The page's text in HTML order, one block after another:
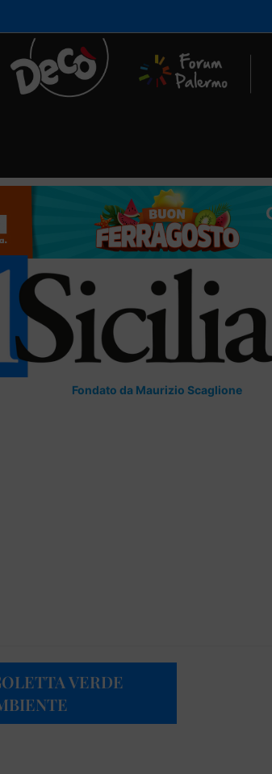
Fondato da Maurizio Scaglione
VERDE